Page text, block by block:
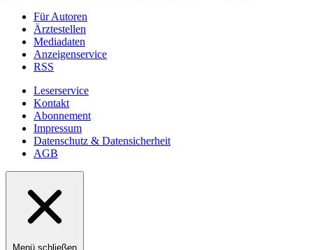
Für Autoren
Ärztestellen
Mediadaten
Anzeigenservice
RSS
Leserservice
Kontakt
Abonnement
Impressum
Datenschutz & Datensicherheit
AGB
Menü schließen